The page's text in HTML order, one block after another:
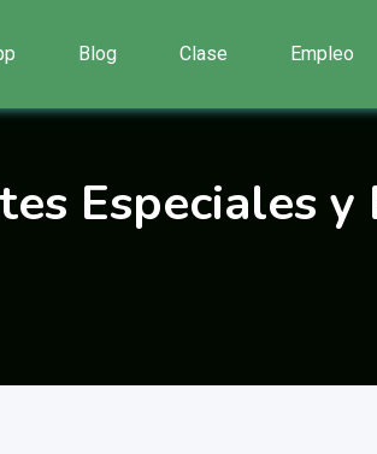
Blog Clase Empleo
Especiales y